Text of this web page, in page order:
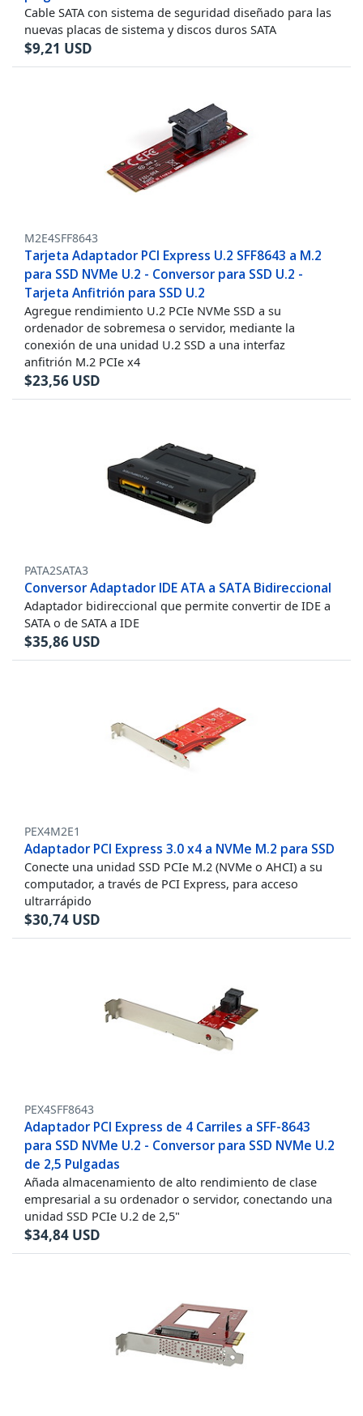
Cable SATA con sistema de seguridad diseñado para las
nuevas placas de sistema y discos duros SATA
$9,21 USD
M2E4SFF8643
Tarjeta Adaptador PCI Express U.2 SFF8643 a M.2
para SSD NVMe U.2 - Conversor para SSD U.2 -
Tarjeta Anfitrión para SSD U.2
Agregue rendimiento U.2 PCIe NVMe SSD a su
ordenador de sobremesa o servidor, mediante la
conexión de una unidad U.2 SSD a una interfaz
anfitrión M.2 PCIe x4
$23,56 USD
PATA2SATA3
Conversor Adaptador IDE ATA a SATA Bidireccional
Adaptador bidireccional que permite convertir de IDE a
SATA o de SATA a IDE
$35,86 USD
PEX4M2E1
Adaptador PCI Express 3.0 x4 a NVMe M.2 para SSD
Conecte una unidad SSD PCIe M.2 (NVMe o AHCI) a su
computador, a través de PCI Express, para acceso
ultrarrápido
$30,74 USD
PEX4SFF8643
Adaptador PCI Express de 4 Carriles a SFF-8643
para SSD NVMe U.2 - Conversor para SSD NVMe U.2
de 2,5 Pulgadas
Añada almacenamiento de alto rendimiento de clase
empresarial a su ordenador o servidor, conectando una
unidad SSD PCIe U.2 de 2,5"
$34,84 USD